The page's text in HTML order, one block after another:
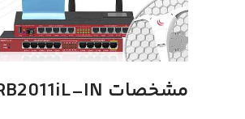
مشخصات IN